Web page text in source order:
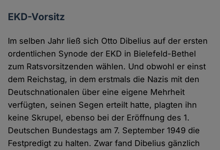
EKD-Vorsitz
Im selben Jahr ließ sich Otto Dibelius auf der ersten
ordentlichen Synode der EKD in Bielefeld-Bethel
zum Ratsvorsitzenden wählen. Und obwohl er einst
dem Reichstag, in dem erstmals die Nazis mit den
Deutschnationalen über eine eigene Mehrheit
verfügten, seinen Segen erteilt hatte, plagten ihn
keine Skrupel, ebenso bei der Eröffnung des 1.
Deutschen Bundestags am 7. September 1949 die
Festpredigt zu halten. Zwar fand Dibelius gänzlich